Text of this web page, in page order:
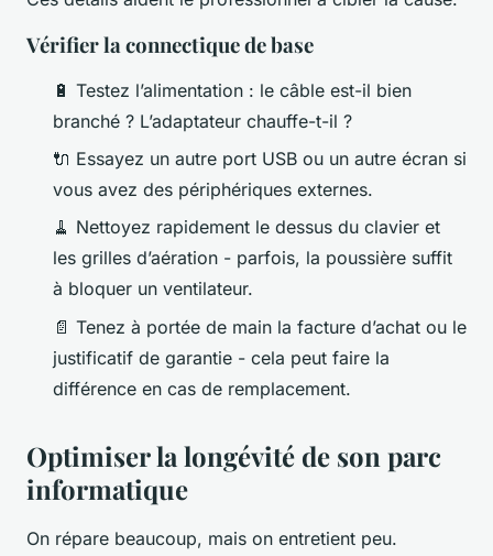
Vérifier la connectique de base
🔋 Testez l’alimentation : le câble est-il bien
branché ? L’adaptateur chauffe-t-il ?
🔌 Essayez un autre port USB ou un autre écran si
vous avez des périphériques externes.
🧹 Nettoyez rapidement le dessus du clavier et
les grilles d’aération - parfois, la poussière suffit
à bloquer un ventilateur.
📄 Tenez à portée de main la facture d’achat ou le
justificatif de garantie - cela peut faire la
différence en cas de remplacement.
Optimiser la longévité de son parc
informatique
On répare beaucoup, mais on entretient peu.